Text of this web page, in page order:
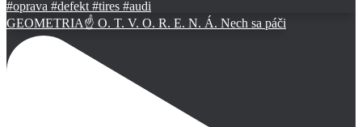
GEOMETRIA☝️ O. T. V. O. R. E. N. Á. Nech sa páči